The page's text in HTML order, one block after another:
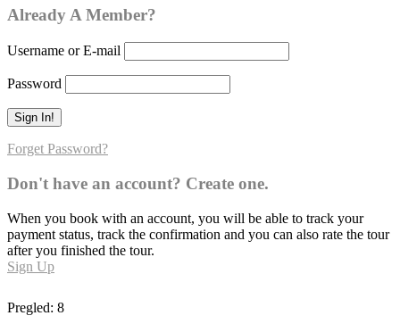
0
Already A Member?
Username or E-mail
Password
Forget Password?
Don't have an account? Create one.
When you book with an account, you will be able to track your
payment status, track the confirmation and you can also rate the tour
after you finished the tour.
Sign Up
Pregled: 8